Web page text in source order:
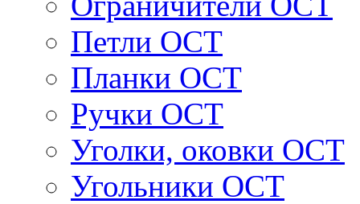
Петли ОСТ
Планки ОСТ
Ручки ОСТ
Уголки, оковки ОСТ
Угольники ОСТ